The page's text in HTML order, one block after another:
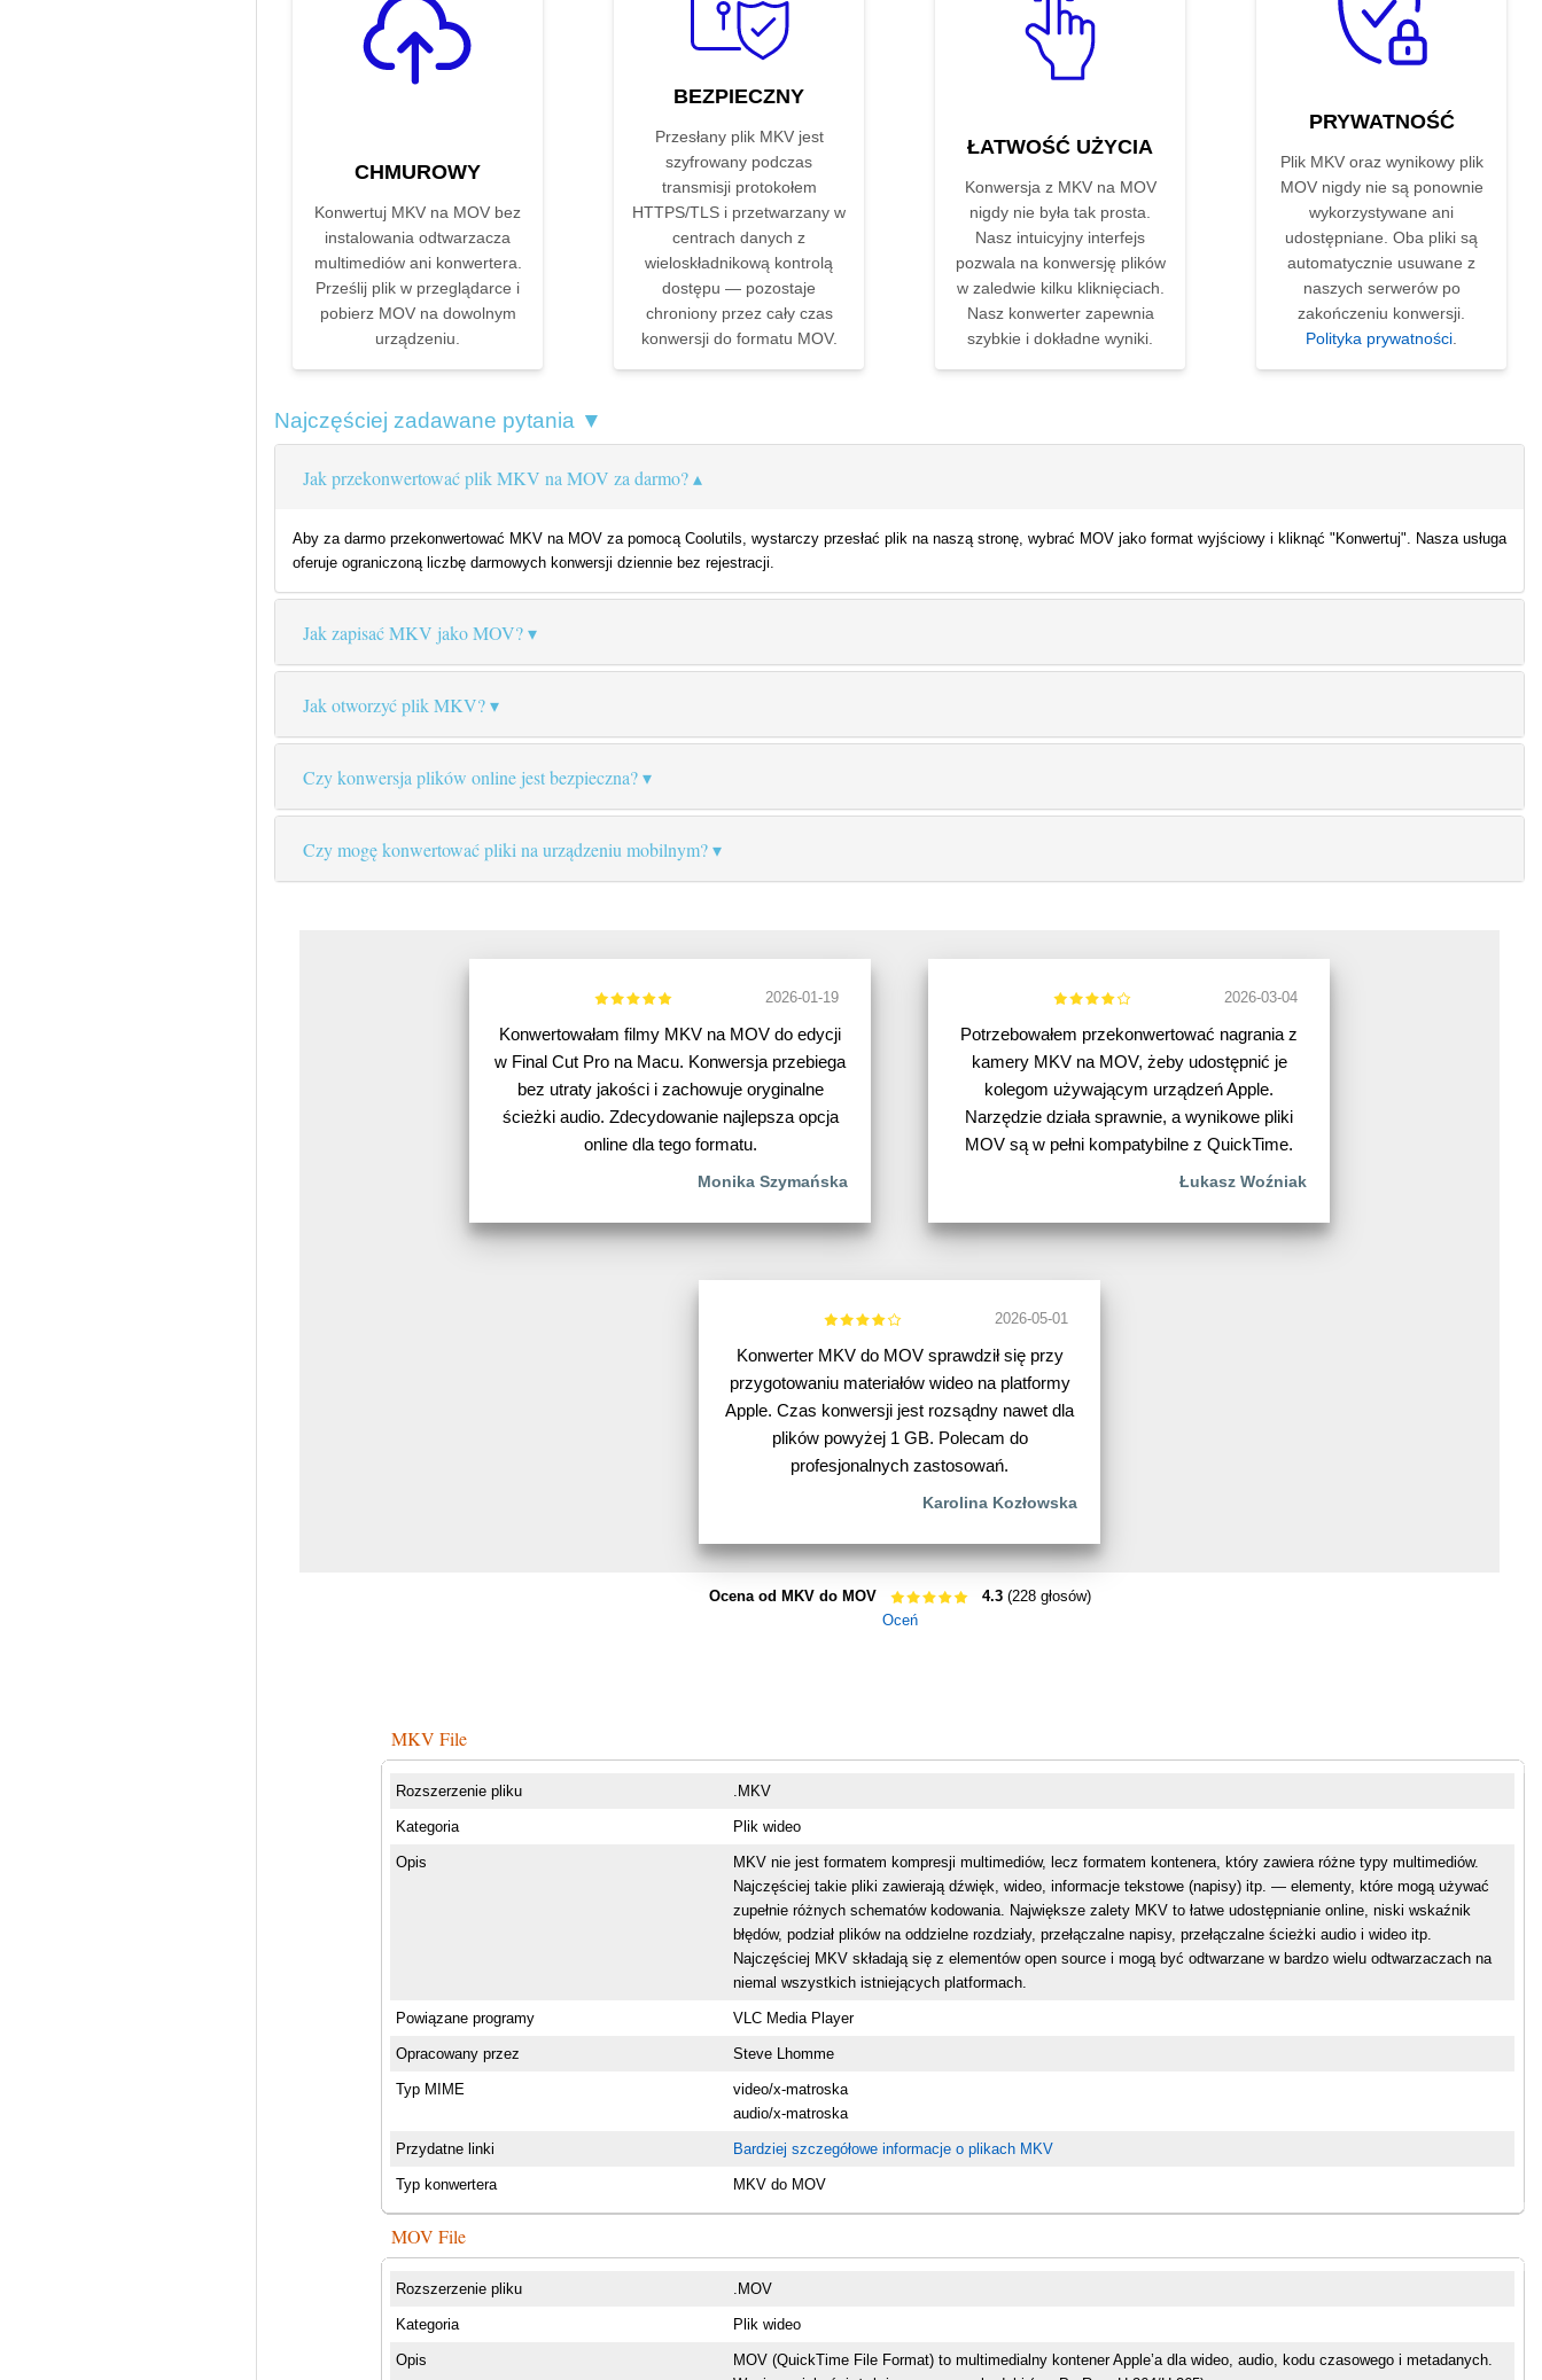
CHMUROWY
Konwertuj MKV na MOV bez
instalowania odtwarzacza
multimediów ani konwertera.
Prześlij plik w przeglądarce i
pobierz MOV na dowolnym
urządzeniu.
BEZPIECZNY
Przesłany plik MKV jest
szyfrowany podczas
transmisji protokołem
HTTPS/TLS i przetwarzany w
centrach danych z
wieloskładnikową kontrolą
dostępu — pozostaje
chroniony przez cały czas
konwersji do formatu MOV.
ŁATWOŚĆ UŻYCIA
Konwersja z MKV na MOV
nigdy nie była tak prosta.
Nasz intuicyjny interfejs
pozwala na konwersję plików
w zaledwie kilku kliknięciach.
Nasz konwerter zapewnia
szybkie i dokładne wyniki.
PRYWATNOŚĆ
Plik MKV oraz wynikowy plik
MOV nigdy nie są ponownie
wykorzystywane ani
udostępniane. Oba pliki są
automatycznie usuwane z
naszych serwerów po
zakończeniu konwersji.
Polityka prywatności
Najczęściej zadawane pytania ▼
Jak przekonwertować plik MKV na MOV za darmo?
Aby za darmo przekonwertować MKV na MOV za pomocą Coolutils, wystarczy przesłać plik na naszą stronę, wybrać MOV jako format wyjściowy i kliknąć "Konwertuj". Nasza usługa
oferuje ograniczoną liczbę darmowych konwersji dziennie bez rejestracji.
Jak zapisać MKV jako MOV?
Jak otworzyć plik MKV?
Czy konwersja plików online jest bezpieczna?
Czy mogę konwertować pliki na urządzeniu mobilnym?
2026-01-19
Konwertowałam filmy MKV na MOV do edycji
w Final Cut Pro na Macu. Konwersja przebiega
bez utraty jakości i zachowuje oryginalne
ścieżki audio. Zdecydowanie najlepsza opcja
online dla tego formatu.
Monika Szymańska
2026-03-04
Potrzebowałem przekonwertować nagrania z
kamery MKV na MOV, żeby udostępnić je
kolegom używającym urządzeń Apple.
Narzędzie działa sprawnie, a wynikowe pliki
MOV są w pełni kompatybilne z QuickTime.
Łukasz Woźniak
2026-05-01
Konwerter MKV do MOV sprawdził się przy
przygotowaniu materiałów wideo na platformy
Apple. Czas konwersji jest rozsądny nawet dla
plików powyżej 1 GB. Polecam do
profesjonalnych zastosowań.
Karolina Kozłowska
Ocena od MKV do MOV 4.3(228 głosów)
Oceń
MKV File
Rozszerzenie pliku .MKV
Kategoria Plik wideo
Opis
MKV nie jest formatem kompresji multimediów, lecz formatem kontenera, który zawiera różne typy multimediów.
Najczęściej takie pliki zawierają dźwięk, wideo, informacje tekstowe (napisy) itp. — elementy, które mogą używać
zupełnie różnych schematów kodowania. Największe zalety MKV to łatwe udostępnianie online, niski wskaźnik
błędów, podział plików na oddzielne rozdziały, przełączalne napisy, przełączalne ścieżki audio i wideo itp.
Najczęściej MKV składają się z elementów open source i mogą być odtwarzane w bardzo wielu odtwarzaczach na
niemal wszystkich istniejących platformach.
Powiązane programy VLC Media Player
Opracowany przez Steve Lhomme
Typ MIME
video/x-matroska
audio/x-matroska
Przydatne linki Bardziej szczegółowe informacje o plikach MKV
Typ konwertera MKV do MOV
MOV File
Rozszerzenie pliku .MOV
Kategoria Plik wideo
Opis
MOV (QuickTime File Format) to multimedialny kontener Apple’a dla wideo, audio, kodu czasowego i metadanych.